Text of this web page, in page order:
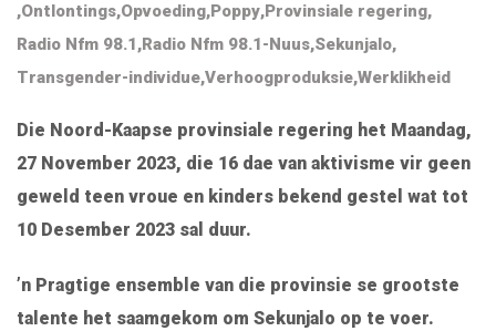
,Ontlontings,Opvoeding,Poppy,Provinsiale regering,
Radio Nfm 98.1 ,Radio Nfm 98.1-Nuus,Sekunjalo,
Transgender-individue,Verhoogproduksie,Werklikheid
Die Noord-Kaapse provinsiale regering het Maandag,
27 November 2023, die 16 dae van aktivisme vir geen
geweld teen vroue en kinders bekend gestel wat tot
10 Desember 2023 sal duur.
’n Pragtige ensemble van die provinsie se grootste
talente het saamgekom om Sekunjalo op te voer.